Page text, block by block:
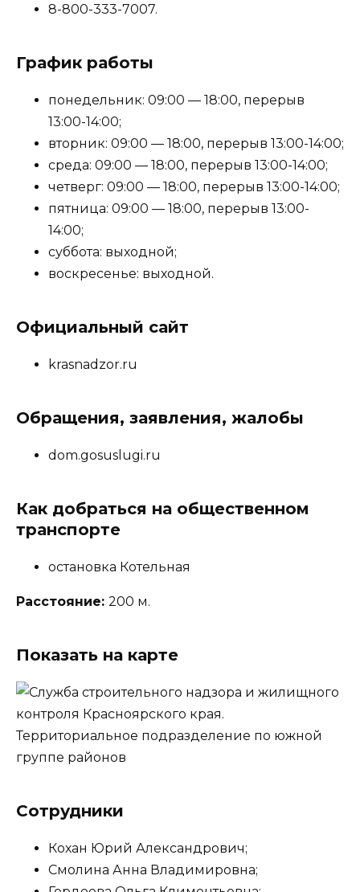
8-800-333-7007.
График работы
понедельник: 09:00 — 18:00, перерыв
13:00-14:00;
вторник: 09:00 — 18:00, перерыв 13:00-14:00;
среда: 09:00 — 18:00, перерыв 13:00-14:00;
четверг: 09:00 — 18:00, перерыв 13:00-14:00;
пятница: 09:00 — 18:00, перерыв 13:00-
14:00;
суббота: выходной;
воскресенье: выходной.
Официальный сайт
krasnadzor.ru
Обращения, заявления, жалобы
dom.gosuslugi.ru
Как добраться на общественном
транспорте
остановка Котельная
Расстояние: 200 м.
Показать на карте
Сотрудники
Кохан Юрий Александрович;
Смолина Анна Владимировна;